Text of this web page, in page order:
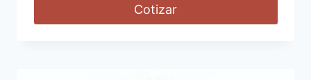
Cotizar